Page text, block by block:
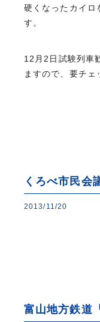
硬くなったカイロ
す。
12月2日試験列車
ますので、要チェ
くろべ市民会
2013/11/20
富山地方鉄道